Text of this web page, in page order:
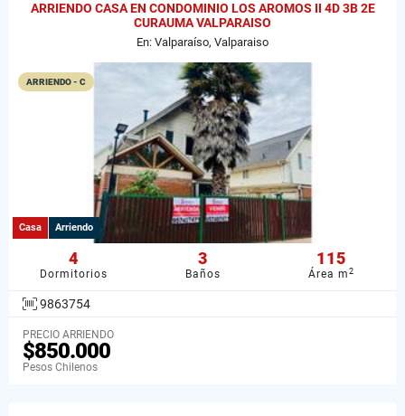
ARRIENDO CASA EN CONDOMINIO LOS AROMOS II 4D 3B 2E
CURAUMA VALPARAISO
En: Valparaíso, Valparaiso
ARRIENDO - C
Casa Arriendo
4
Dormitorios
3
Baños
115
Área m2
9863754
PRECIO ARRIENDO
$850.000
Pesos Chilenos